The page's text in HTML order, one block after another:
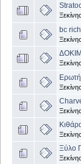
bc
Ξύλο